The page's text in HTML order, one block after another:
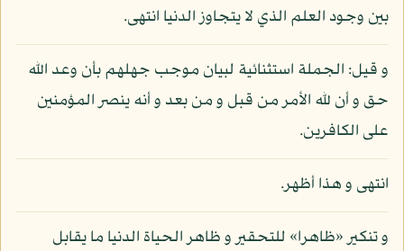
بين وجود العلم الذي لا يتجاوز الدنيا انتهى.
و قيل: الجملة استثنائية لبيان موجب جهلهم بأن وعد الله
حق و أن لله الأمر من قبل و من بعد و أنه ينصر المؤمنين
على الكافرين.
انتهى و هذا أظهر.
و تنكير «ظاهرا» للتحقير و ظاهر الحياة الدنيا ما يقابل